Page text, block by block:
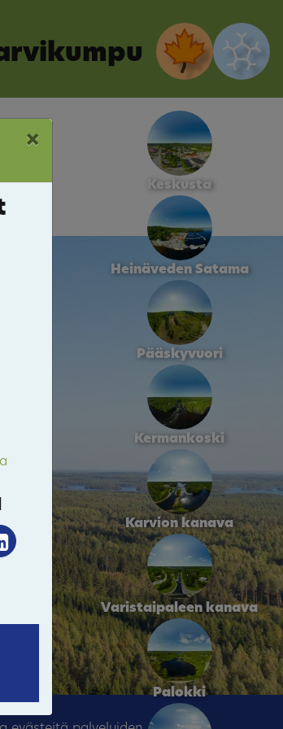
Keskusta
Heinäveden Satama
Pääskyvuori
Kermankoski
Karvion kanava
Varistaipaleen kanava
Palokki
×